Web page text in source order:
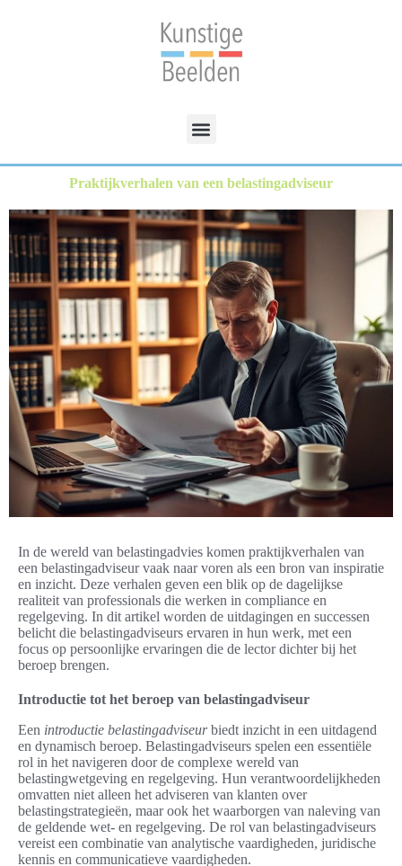
Praktijkverhalen van een belastingadviseur
In de wereld van belastingadvies komen praktijkverhalen van
een belastingadviseur vaak naar voren als een bron van inspiratie
en inzicht. Deze verhalen geven een blik op de dagelijkse
realiteit van professionals die werken in compliance en
regelgeving. In dit artikel worden de uitdagingen en successen
belicht die belastingadviseurs ervaren in hun werk, met een
focus op persoonlijke ervaringen die de lector dichter bij het
beroep brengen.
Introductie tot het beroep van belastingadviseur
Een introductie belastingadviseurbiedt inzicht in een uitdagend
en dynamisch beroep. Belastingadviseurs spelen een essentiële
rol in het navigeren door de complexe wereld van
belastingwetgeving en regelgeving. Hun verantwoordelijkheden
omvatten niet alleen het adviseren van klanten over
belastingstrategieën, maar ook het waarborgen van naleving van
de geldende wet- en regelgeving. De rol van belastingadviseurs
vereist een combinatie van analytische vaardigheden, juridische
kennis en communicatieve vaardigheden.